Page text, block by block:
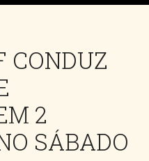
CONDUZ
2
SÁBADO